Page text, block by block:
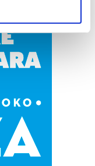
scanning it for
data is processed
section
eta eduki
eta edukia
biltzeko eta
eta zertarako